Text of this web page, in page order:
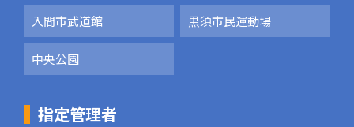
入間市武道館 黒須市民運動場
中央公園
指定管理者